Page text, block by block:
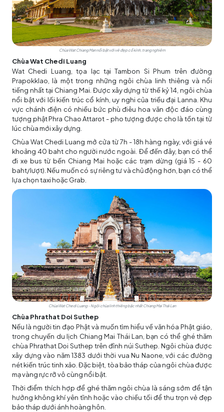
Chùa Wat Chiang Man nổi bật với vẻ đẹp cổ kính, trang nghiêm
Chùa Wat Chedi Luang
Wat Chedi Luang, tọa lạc tại Tambon Si Phum trên đường
Prapokklao, là một trong những ngôi chùa linh thiêng và nổi
tiếng nhất tại Chiang Mai. Được xây dựng từ thế kỷ 14, ngôi chùa
nổi bật với lối kiến trúc cổ kính, uy nghi của triều đại Lanna. Khu
vực chánh điện có nhiều bức phù điêu hoa văn độc đáo cùng
tượng phật Phra Chao Attarot - pho tượng được cho là tồn tại từ
lúc chùa mới xây dựng.
Chùa Wat Chedi Luang mở cửa từ 7h - 18h hàng ngày, với giá vé
khoảng 40 baht cho người nước ngoài. Để đến đây, bạn có thể
đi xe bus từ bến Chiang Mai hoặc các trạm dừng (giá 15 - 60
baht/lượt). Nếu muốn có sự riêng tư và chủ động hơn, bạn có thể
lựa chọn taxi hoặc Grab.
Chùa Wat Chedi Luang - Ngôi chùa linh thiêng bậc nhất Chiang Mai Thái Lan
Chùa Phrathat Doi Suthep
Nếu là người tin đạo Phật và muốn tìm hiểu về văn hóa Phật giáo,
trong chuyến du lịch Chiang Mai Thái Lan, bạn có thể ghé thăm
chùa Phrathat Doi Suthep trên đỉnh núi Suthep. Ngôi chùa được
xây dựng vào năm 1383 dưới thời vua Nu Naone, với các đường
nét kiến trúc tinh xảo. Đặc biệt, tòa bảo tháp của ngôi chùa được
mạ vàng rực rỡ vô cùng nổi bật.
Thời điểm thích hợp để ghé thăm ngôi chùa là sáng sớm để tận
hưởng không khí yên tĩnh hoặc vào chiều tối để thu trọn vẻ đẹp
bảo tháp dưới ánh hoàng hôn.